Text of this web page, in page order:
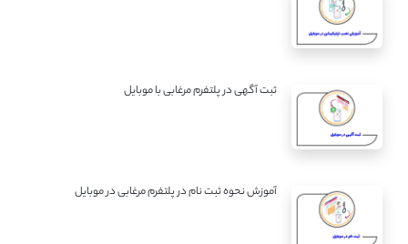
ثبت آگهی در پلتفرم مرغابی با موبایل
آموزش نحوه ثبت نام در پلتفرم مرغابی در موبایل